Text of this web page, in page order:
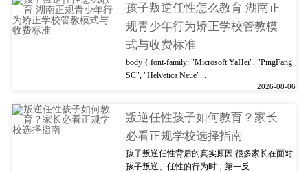
孩子叛逆任性怎么教育 湖南正
规青少年行为矫正学校管教模
式与收费标准
body { font-family: "Microsoft YaHei", "PingFang
SC", "Helvetica Neue"...
2026-08-06
叛逆任性孩子如何教育？家长
必看正规学校选择指南
孩子叛逆任性背后的真实原因 很多家长在面对
孩子叛逆、任性的行为时，第一反...